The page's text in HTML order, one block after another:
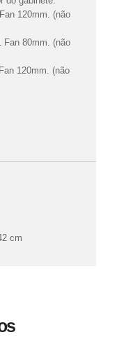
120mm. (não
Fan 80mm. (não
120mm. (não
cm